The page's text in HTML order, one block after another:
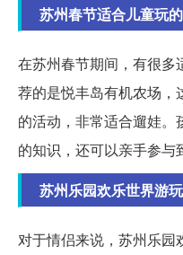
苏州春节适合儿童玩
在苏州春节期间，有很多
荐的是悦丰岛有机农场，
的活动，非常适合遛娃
的知识，还可以亲手参与
苏州乐园欢乐世界游
对于情侣来说，苏州乐园